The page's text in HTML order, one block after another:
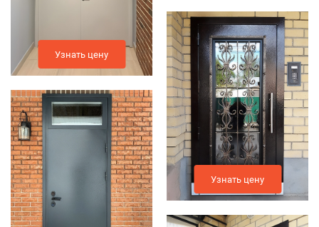
Узнать цену
Узнать цену